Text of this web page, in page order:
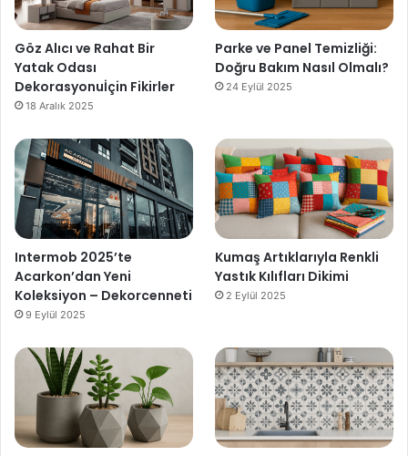
Göz Alıcı ve Rahat Bir
Yatak Odası
Dekorasyonuİçin Fikirler
18 Aralık 2025
Parke ve Panel Temizliği:
Doğru Bakım Nasıl Olmalı?
24 Eylül 2025
Intermob 2025’te
Acarkon’dan Yeni
Koleksiyon – Dekorcenneti
9 Eylül 2025
Kumaş Artıklarıyla Renkli
Yastık Kılıfları Dikimi
2 Eylül 2025